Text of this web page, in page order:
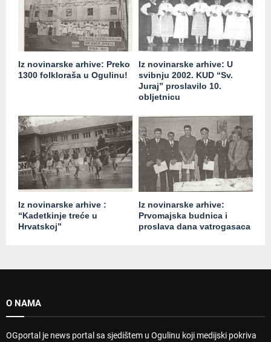
Iz novinarske arhive: Preko
1300 folkloraša u Ogulinu!
Iz novinarske arhive: U
svibnju 2002. KUD “Sv.
Juraj” proslavilo 10.
obljetnicu
Iz novinarske arhive :
“Kadetkinje treće u
Hrvatskoj”
Iz novinarske arhive:
Prvomajska budnica i
proslava dana vatrogasaca
O NAMA
OGportal je news portal sa sjedištem u Ogulinu koji medijski pokriva